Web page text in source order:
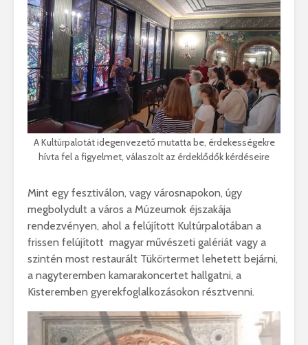
A Kultúrpalotát idegenvezető mutatta be, érdekességekre
hívta fel a figyelmet, válaszolt az érdeklődők kérdéseire
Mint egy fesztiválon, vagy városnapokon, úgy
megbolydult a város a Múzeumok éjszakája
rendezvényen, ahol a felújított Kultúrpalotában a
frissen felújított magyar művészeti galériát vagy a
szintén most restaurált Tükörtermet lehetett bejárni,
a nagyteremben kamarakoncertet hallgatni, a
Kisteremben gyerekfoglalkozásokon résztvenni.